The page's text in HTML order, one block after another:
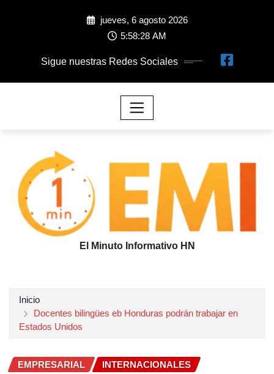
jueves, 6 agosto 2026
5:58:29 AM
Sigue nuestras Redes Sociales
El Minuto Informativo HN
Inicio
Docentes bilingües eb Honduras podrán trabajar en
Estados Unidos
EMPRESARIAL INTERNACIONALES